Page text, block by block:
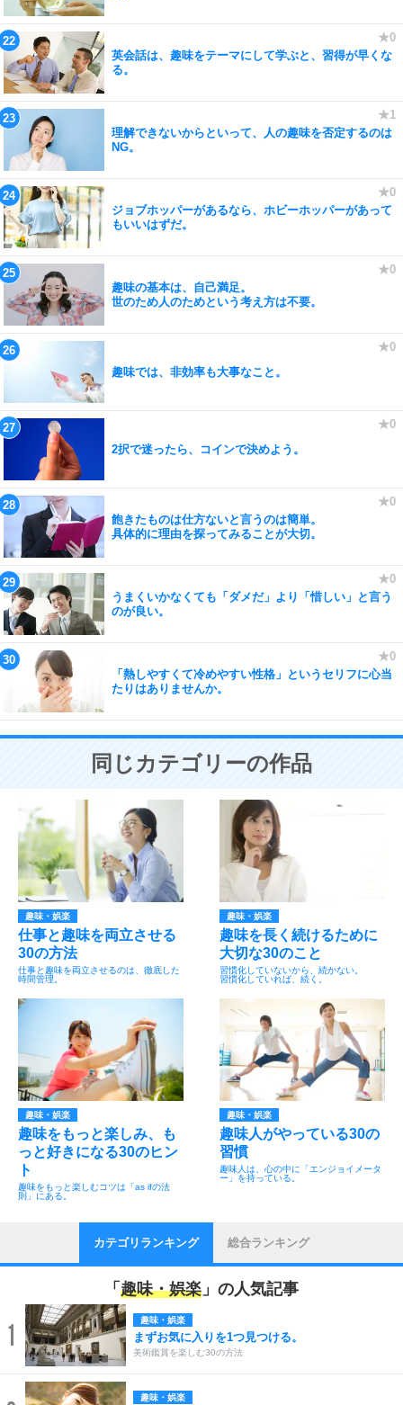
英会話は、趣味をテーマにして学ぶと、習得が早くな
る。
理解できないからといって、人の趣味を否定するのは
NG。
ジョブホッパーがあるなら、ホビーホッパーがあって
もいいはずだ。
趣味の基本は、自己満足。
世のため人のためという考え方は不要。
趣味では、非効率も大事なこと。
2択で迷ったら、コインで決めよう。
飽きたものは仕方ないと言うのは簡単。
具体的に理由を探ってみることが大切。
うまくいかなくても「ダメだ」より「惜しい」と言う
のが良い。
「熱しやすくて冷めやすい性格」というセリフに心当
たりはありませんか。
同じカテゴリーの作品
趣味・娯楽
仕事と趣味を両立させる
30の方法
仕事と趣味を両立させるのは、徹底した
時間管理。
趣味・娯楽
趣味を長く続けるために
大切な30のこと
習慣化していないから、続かない。
習慣化していれば、続く。
趣味・娯楽
趣味をもっと楽しみ、も
っと好きになる30のヒン
ト
趣味をもっと楽しむコツは「as ifの法
則」にある。
趣味・娯楽
趣味人がやっている30の
習慣
趣味人は、心の中に「エンジョイメータ
ー」を持っている。
カテゴリランキング 総合ランキング
「 趣味・娯楽 」の人気記事
1 趣味・娯楽
まずお気に入りを1つ見つける。
美術鑑賞を楽しむ30の方法
趣味・娯楽